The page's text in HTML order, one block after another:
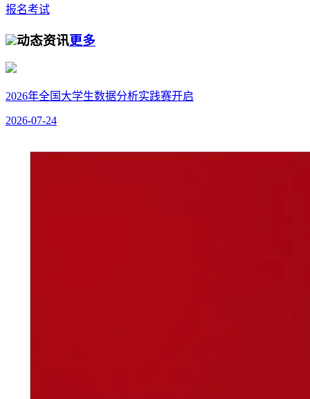
报名考试
动态资讯更多
2026年全国大学生数据分析实践赛开启
2026-07-24